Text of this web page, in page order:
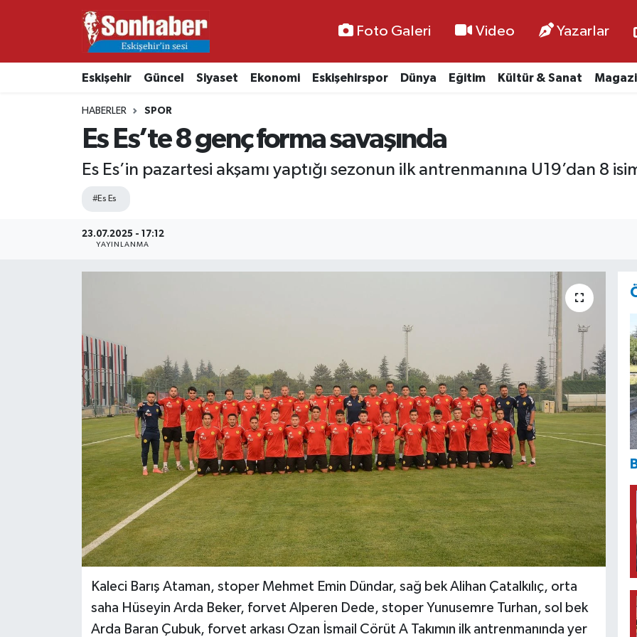
Foto Galeri Video Yazarlar
Eskişehir Güncel Siyaset Ekonomi Eskişehirspor Dünya Eğitim Kültür & Sanat
HABERLER SPOR
Es Es’te 8 genç forma savaşında
Es Es’in pazartesi akşamı yaptığı sezonun ilk antrenmanına U19’dan 8
#Es Es
23.07.2025 - 17:12
YAYINLANMA
Kaleci Barış Ataman, stoper Mehmet Emin Dündar, sağ bek Alihan Çatalkılıç, orta
saha Hüseyin Arda Beker, forvet Alperen Dede, stoper Yunusemre Turhan, sol bek
Arda Baran Çubuk, forvet arkası Ozan İsmail Cörüt A Takımın ilk antrenmanında yer
Ekonomi
Kültür & Sanat
Magazin
Resmi İlanlar
Siyaset
Nöbetçi Eczaneler
Namaz Vakitleri
Trafik Durumu
Süper Lig Puan Durumu ve Fikstür
Tüm Manşetler
Son Dakika Haberleri